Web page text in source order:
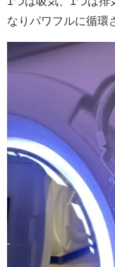
なりパワフルに循環